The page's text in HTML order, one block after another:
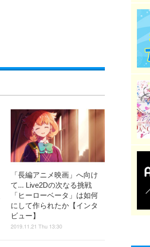
「長編アニメ映画」へ向け
て... Live2Dの次なる挑戦
「ヒーローベータ」は如何
にして作られたか【インタ
ビュー】
2019.11.21 Thu 13:30